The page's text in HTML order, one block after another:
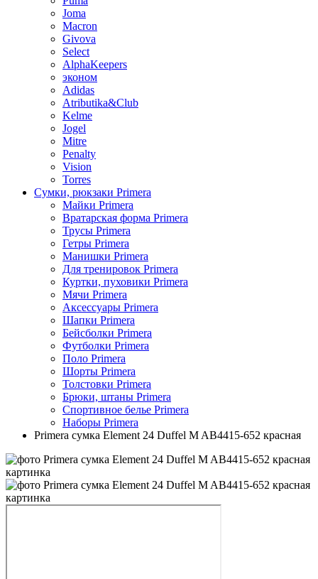
Joma
Macron
Givova
Select
AlphaKeepers
эконом
Adidas
Atributika&Club
Kelme
Jogel
Mitre
Penalty
Vision
Torres
Сумки, рюкзаки Primera
Майки Primera
Вратарская форма Primera
Трусы Primera
Гетры Primera
Манишки Primera
Для тренировок Primera
Куртки, пуховики Primera
Мячи Primera
Аксессуары Primera
Шапки Primera
Бейсболки Primera
Футболки Primera
Поло Primera
Шорты Primera
Толстовки Primera
Брюки, штаны Primera
Спортивное белье Primera
Наборы Primera
Primera сумка Element 24 Duffel M AB4415-652 красная